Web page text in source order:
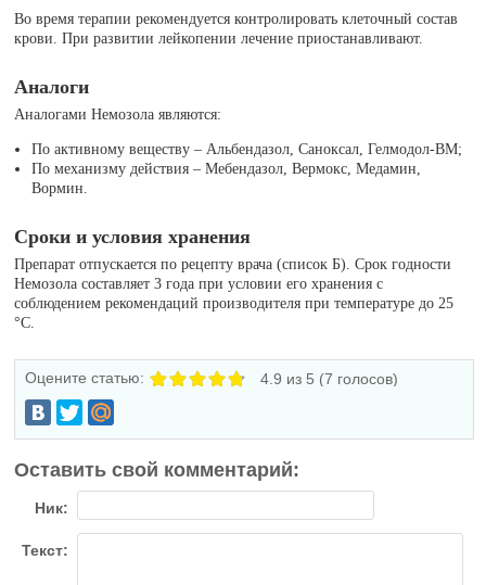
Во время терапии рекомендуется контролировать клеточный состав
крови. При развитии лейкопении лечение приостанавливают.
Аналоги
Аналогами Немозола являются:
По активному веществу – Альбендазол, Саноксал, Гелмодол-ВМ;
По механизму действия – Мебендазол, Вермокс, Медамин,
Вормин.
Сроки и условия хранения
Препарат отпускается по рецепту врача (список Б). Срок годности
Немозола составляет 3 года при условии его хранения с
соблюдением рекомендаций производителя при температуре до 25
°C.
Оцените статью: 4.9 из 5 (7 голосов)
Оставить свой комментарий:
Ник:
Текст: